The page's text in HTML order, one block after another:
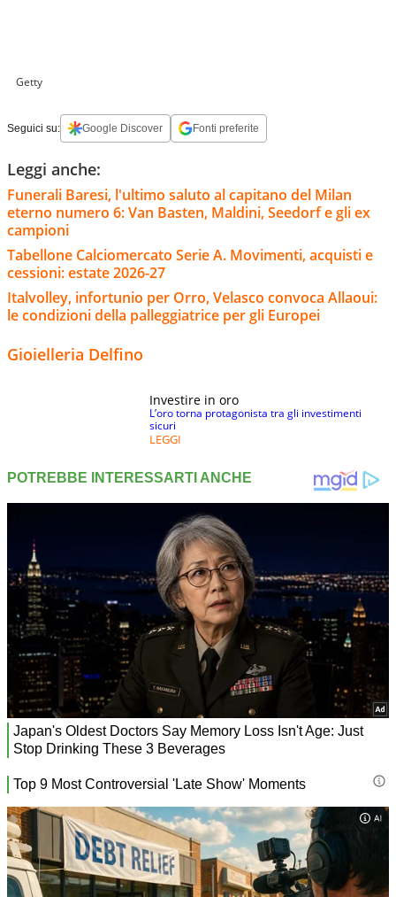
Getty
Seguici su: Google Discover Fonti preferite
Leggi anche:
Funerali Baresi, l'ultimo saluto al capitano del Milan
eterno numero 6: Van Basten, Maldini, Seedorf e gli ex
campioni
Tabellone Calciomercato Serie A. Movimenti, acquisti e
cessioni: estate 2026-27
Italvolley, infortunio per Orro, Velasco convoca Allaoui:
le condizioni della palleggiatrice per gli Europei
Gioielleria Delfino
Investire in oro
L’oro torna protagonista tra gli investimenti
sicuri
LEGGI